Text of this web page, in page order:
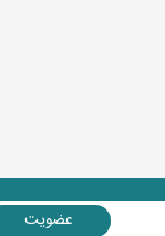
عضویت